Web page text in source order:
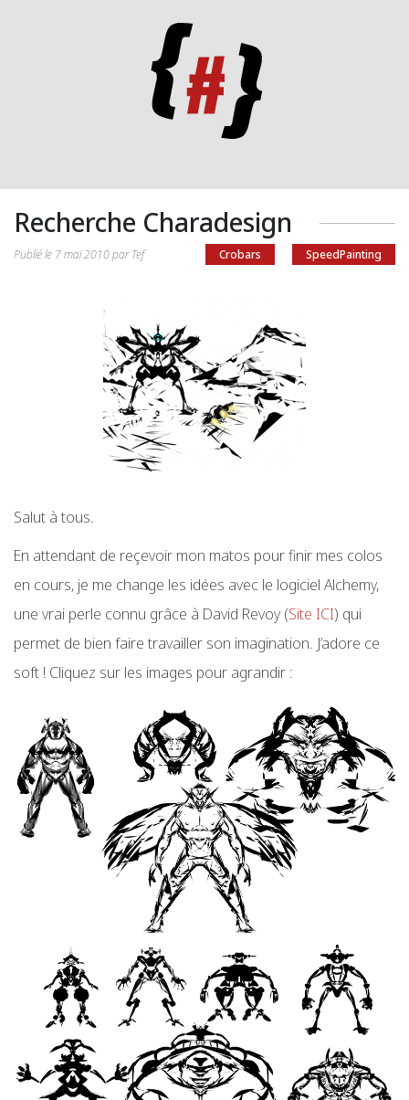
Recherche Charadesign
Crobars SpeedPainting
Publié le 7 mai 2010 par Tef
Salut à tous.
En attendant de reçevoir mon matos pour finir mes colos
en cours, je me change les idées avec le logiciel Alchemy,
une vrai perle connu grâce à David Revoy (Site ICI) qui
permet de bien faire travailler son imagination. J’adore ce
soft ! Cliquez sur les images pour agrandir :